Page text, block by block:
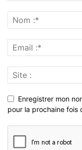
Enregistrer mon
pour la prochaine fois